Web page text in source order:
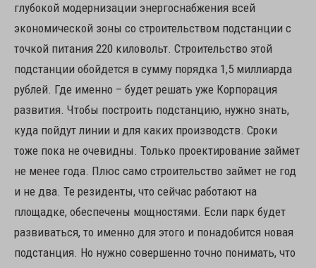
глубокой модернизации энергоснабжения всей
экономической зоны со строительством подстанции с
точкой питания 220 киловольт. Строительство этой
подстанции обойдется в сумму порядка 1,5 миллиарда
рублей. Где именно – будет решать уже Корпорация
развития. Чтобы построить подстанцию, нужно знать,
куда пойдут линии и для каких производств. Сроки
тоже пока не очевидны. Только проектирование займет
не менее года. Плюс само строительство займет не год
и не два. Те резиденты, что сейчас работают на
площадке, обеспечены мощностями. Если парк будет
развиваться, то именно для этого и понадобится новая
подстанция. Но нужно совершенно точно понимать, что